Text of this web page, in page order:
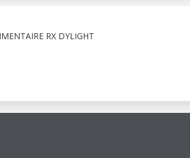
RX DYLIGHT